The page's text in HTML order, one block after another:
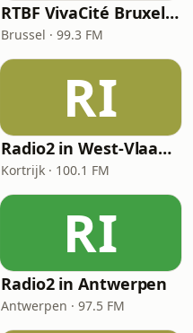
RTBF VivaCité Bruxelles
Brussel · 99.3 FM
RI
Radio2 in West-Vlaanderen
Kortrijk · 100.1 FM
RI
Radio2 in Antwerpen
Antwerpen · 97.5 FM